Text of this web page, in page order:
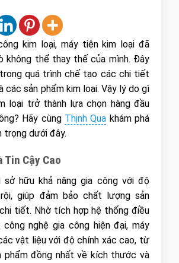
kim loại, máy tiện kim loại đã
không thể thay thế của mình. Đây
quá trình chế tạo các chi tiết
các sản phẩm kim loại. Vậy lý do gì
loại trở thành lựa chọn hàng đầu
Hãy cùng Thịnh Qua khám phá
trọng dưới đây.
Tin Cậy Cao
sở hữu khả năng gia công với độ
giúp đảm bảo chất lượng sản
tiết. Nhờ tích hợp hệ thống điều
nghệ gia công hiện đại, máy
vật liệu với độ chính xác cao, từ
phẩm đồng nhất về kích thước và